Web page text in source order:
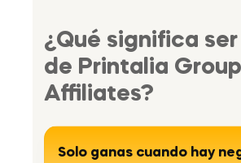
¿Qué significa
de Printalia Group
Affiliates?
Solo ganas cuando hay